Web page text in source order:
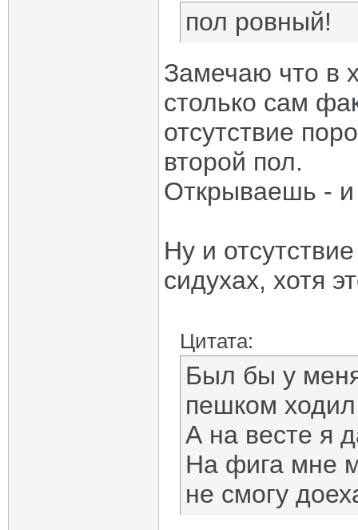
пол ровный!
Замечаю что в
столько сам
отсутствие
второй пол.
Открываешь -
Ну и
сидухах, хотя
Цитата:
Был бы у
пешком
А на весте я
На фига мне
не смогу